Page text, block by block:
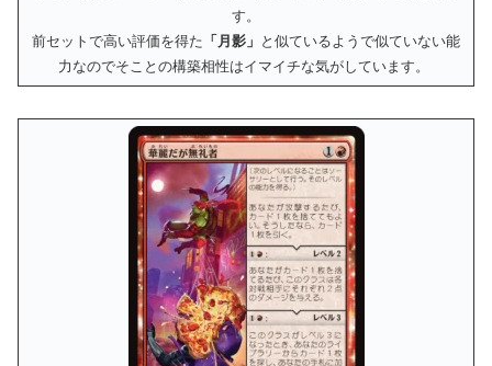
す。
前セットで高い評価を得た 「月影」 と似ているようで似ていない能
力なのでそことの構築相性はイマイチな気がしています。